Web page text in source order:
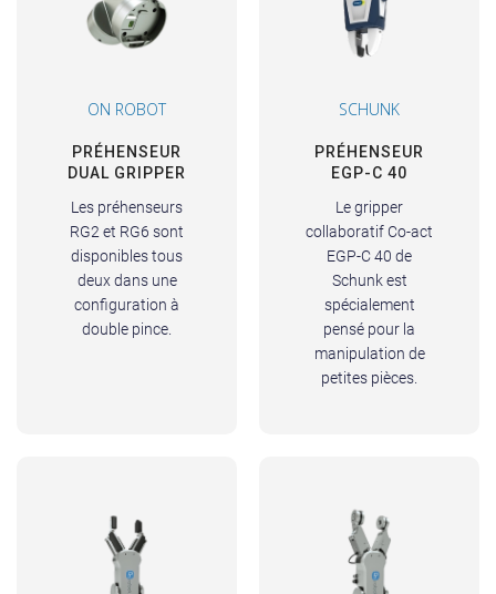
ON ROBOT
PRÉHENSEUR
DUAL GRIPPER
Les préhenseurs
RG2 et RG6 sont
disponibles tous
deux dans une
configuration à
double pince.
SCHUNK
PRÉHENSEUR
EGP-C 40
Le gripper
collaboratif Co-act
EGP-C 40 de
Schunk est
spécialement
pensé pour la
manipulation de
petites pièces.